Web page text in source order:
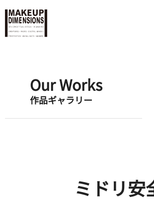
Our Works
作品ギャラリー
ミドリ安